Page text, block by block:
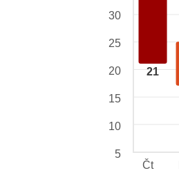
21
30
25
20
15
10
5
Čt